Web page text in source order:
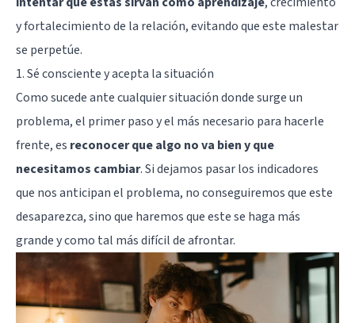
y fortalecimiento de la relación, evitando que este malestar
se perpetúe.
1. Sé consciente y acepta la situación
Como sucede ante cualquier situación donde surge un
problema, el primer paso y el más necesario para hacerle
frente, es reconocer que algo no va bien y que
necesitamos cambiar. Si dejamos pasar los indicadores
que nos anticipan el problema, no conseguiremos que este
desaparezca, sino que haremos que este se haga más
grande y como tal más difícil de afrontar.